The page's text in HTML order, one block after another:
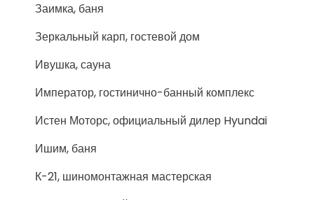
Заимка, баня
Зеркальный карп, гостевой дом
Ивушка, сауна
Император, гостинично-банный комплекс
Истен Моторс, официальный дилер Hyundai
Ишим, баня
К-21, шиномонтажная мастерская